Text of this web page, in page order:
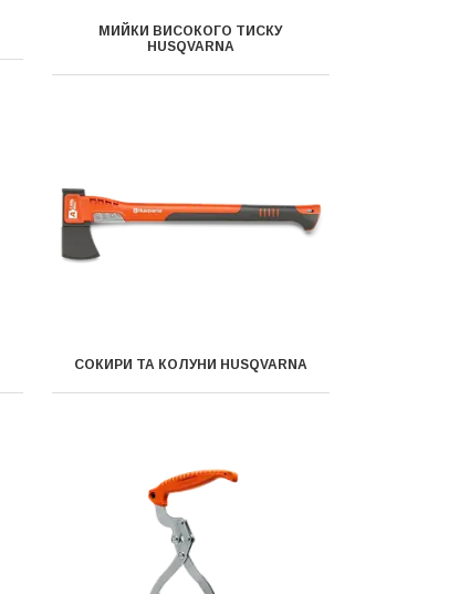
МИЙКИ ВИСОКОГО ТИСКУ
HUSQVARNA
СОКИРИ ТА КОЛУНИ HUSQVARNA